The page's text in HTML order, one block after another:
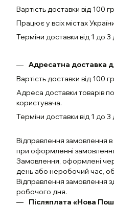
Вартість доставки від 100
Працює у всіх містах
Терміни доставки від 1 до 3
Адресатна доставка
Вартість доставки від 100
Адреса доставки товарів
користувача.
Терміни доставки від 1 до 3
Відправлення замовлення
при оформленні
Замовлення, оформлені
день або неробочий час,
Відправлення замовлення
робочого дня.
Післяплата «Нова